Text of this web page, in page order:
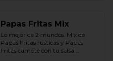
Papas Fritas Mix
Lo mejor de 2 mundos. Mix de
Papas Fritas rusticas y Papas
Fritas camote con tu salsa